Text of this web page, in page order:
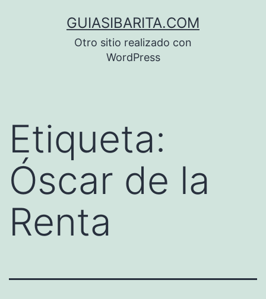
GUIASIBARITA.COM
Otro sitio realizado con
WordPress
Etiqueta:
Óscar de la
Renta